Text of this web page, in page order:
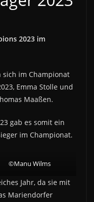
2023 im
sich im Championat
Emma Stolle und
Maaßen.
gab es somit ein
im Championat.
©Manu Wilms
Jahr, da sie mit
Mariendorfer